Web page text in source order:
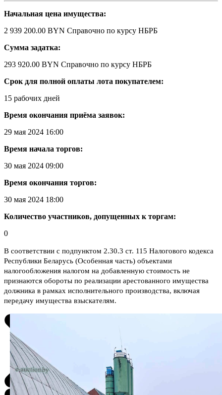
Начальная цена имущества:
2 939 200.00 BYN Справочно по курсу НБРБ
Сумма задатка:
293 920.00 BYN Справочно по курсу НБРБ
Срок для полной оплаты лота покупателем:
15 рабочих дней
Время окончания приёма заявок:
29 мая 2024 16:00
Время начала торгов:
30 мая 2024 09:00
Время окончания торгов:
30 мая 2024 18:00
Количество участников, допущенных к торгам:
0
В соответствии с подпунктом 2.30.3 ст. 115 Налогового кодекса
Республики Беларусь (Особенная часть) объектами
налогообложения налогом на добавленную стоимость не
признаются обороты по реализации арестованного имущества
должника в рамках исполнительного производства, включая
передачу имущества взыскателям.